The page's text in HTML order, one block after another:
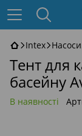
Intex
Тент для
басейну
В наявності